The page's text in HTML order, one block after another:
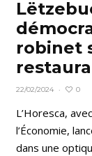
robinet
22/02/2024 · 0
L’Horesca,
l’Économie,
dans une